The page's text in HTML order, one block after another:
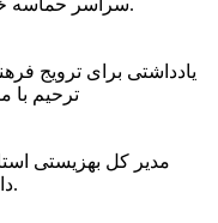
یادداشتی برای ترویج
ترحیم با
دارای اختلالات بینایی در این استان خبر داد.